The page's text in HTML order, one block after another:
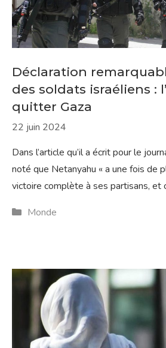
Déclaration
des soldats israéliens :
quitter Gaza
22 juin 2024
Dans l’article qu’il a écrit pour le
noté que Netanyahu « a une fois de
victoire complète à ses partisans, et
Catégories
Monde